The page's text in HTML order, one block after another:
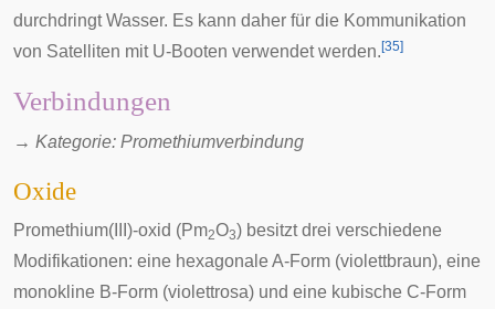
durchdringt Wasser. Es kann daher für die Kommunikation
von Satelliten mit U-Booten verwendet werden. [35]
Verbindungen
→ Kategorie: Promethiumverbindung
Oxide
Promethium(III)-oxid (Pm2O3) besitzt drei verschiedene
Modifikationen: eine hexagonale A-Form (violettbraun), eine
monokline B-Form (violettrosa) und eine kubische C-Form